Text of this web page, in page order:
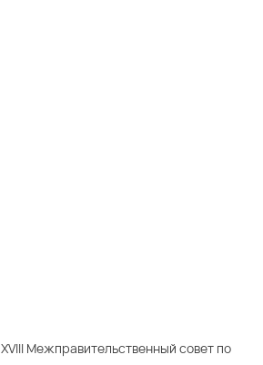
XVIII Межправительственный совет по